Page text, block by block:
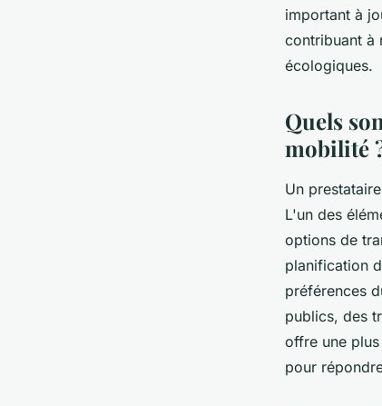
important à
contribuant à
écologiques.
Quels
mobilité
Un
L'un des
options de
planification
préférences
publics, des
offre une
pour